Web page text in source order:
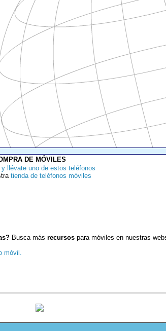
DE MÓVILES
y llévate uno de estos teléfonos
tienda de teléfonos móviles
Busca más recursos para móviles en nuestras
móvil.